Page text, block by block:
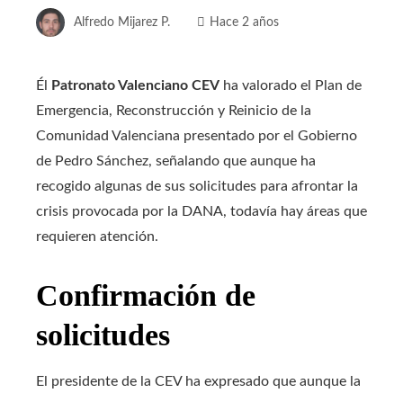
Alfredo Mijarez P. Hace 2 años
Él Patronato Valenciano CEV ha valorado el Plan de
Emergencia, Reconstrucción y Reinicio de la
Comunidad Valenciana presentado por el Gobierno
de Pedro Sánchez, señalando que aunque ha
recogido algunas de sus solicitudes para afrontar la
crisis provocada por la DANA, todavía hay áreas que
requieren atención.
Confirmación de
solicitudes
El presidente de la CEV ha expresado que aunque la